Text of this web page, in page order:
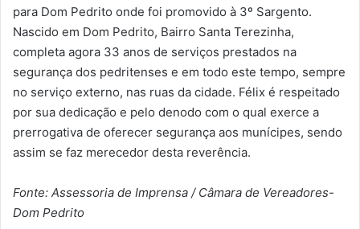
para Dom Pedrito onde foi promovido à 3º Sargento.
Nascido em Dom Pedrito, Bairro Santa Terezinha,
completa agora 33 anos de serviços prestados na
segurança dos pedritenses e em todo este tempo, sempre
no serviço externo, nas ruas da cidade. Félix é respeitado
por sua dedicação e pelo denodo com o qual exerce a
prerrogativa de oferecer segurança aos munícipes, sendo
assim se faz merecedor desta reverência.
Fonte: Assessoria de Imprensa / Câmara de Vereadores-
Dom Pedrito